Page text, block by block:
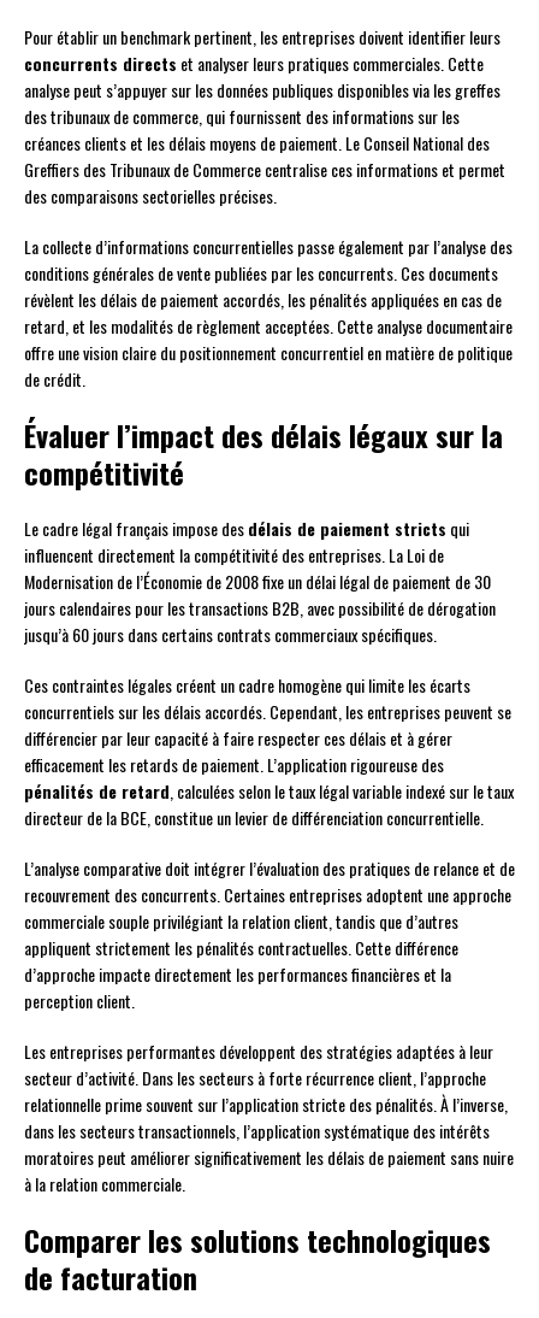
Pour établir un benchmark pertinent, les entreprises doivent identifier leurs
concurrents directs et analyser leurs pratiques commerciales. Cette
analyse peut s’appuyer sur les données publiques disponibles via les greffes
des tribunaux de commerce, qui fournissent des informations sur les
créances clients et les délais moyens de paiement. Le Conseil National des
Greffiers des Tribunaux de Commerce centralise ces informations et permet
des comparaisons sectorielles précises.
La collecte d’informations concurrentielles passe également par l’analyse des
conditions générales de vente publiées par les concurrents. Ces documents
révèlent les délais de paiement accordés, les pénalités appliquées en cas de
retard, et les modalités de règlement acceptées. Cette analyse documentaire
offre une vision claire du positionnement concurrentiel en matière de politique
de crédit.
Évaluer l’impact des délais légaux sur la
compétitivité
Le cadre légal français impose desdélais de paiement stricts qui
influencent directement la compétitivité des entreprises. La Loi de
Modernisation de l’Économie de 2008 fixe un délai légal de paiement de 30
jours calendaires pour les transactions B2B, avec possibilité de dérogation
jusqu’à 60 jours dans certains contrats commerciaux spécifiques.
Ces contraintes légales créent un cadre homogène qui limite les écarts
concurrentiels sur les délais accordés. Cependant, les entreprises peuvent se
différencier par leur capacité à faire respecter ces délais et à gérer
efficacement les retards de paiement. L’application rigoureuse des
pénalités de retard , calculées selon le taux légal variable indexé sur le taux
directeur de la BCE, constitue un levier de différenciation concurrentielle.
L’analyse comparative doit intégrer l’évaluation des pratiques de relance et de
recouvrement des concurrents. Certaines entreprises adoptent une approche
commerciale souple privilégiant la relation client, tandis que d’autres
appliquent strictement les pénalités contractuelles. Cette différence
d’approche impacte directement les performances financières et la
perception client.
Les entreprises performantes développent des stratégies adaptées à leur
secteur d’activité. Dans les secteurs à forte récurrence client, l’approche
relationnelle prime souvent sur l’application stricte des pénalités. À l’inverse,
dans les secteurs transactionnels, l’application systématique des intérêts
moratoires peut améliorer significativement les délais de paiement sans nuire
à la relation commerciale.
Comparer les solutions technologiques
de facturation